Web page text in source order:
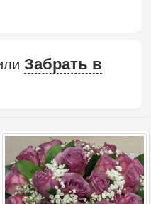
Забрать в